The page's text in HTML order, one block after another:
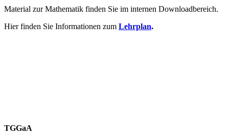
Material zur Mathematik finden Sie im internen Downloadbereich.
Hier finden Sie Informationen zum Lehrplan.
TGGaA